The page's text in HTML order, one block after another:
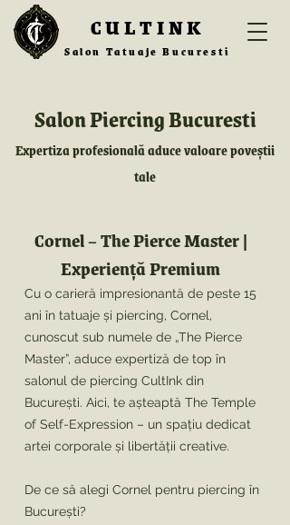
CULTINK
Salon Tatuaje Bucuresti
Salon Piercing Bucuresti
Expertiza profesională aduce valoare poveștii
tale
Cu o carieră impresionantă de peste 15
ani în tatuaje și piercing, Cornel,
cunoscut sub numele de „The Pierce
Master”, aduce expertiză de top în
salonul de piercing CultInk din
București. Aici, te așteaptă The Temple
of Self-Expression – un spațiu dedicat
artei corporale și libertății creative.
De ce să alegi Cornel pentru piercing în
București?
Cornel – The Pierce Master |
Experiență Premium